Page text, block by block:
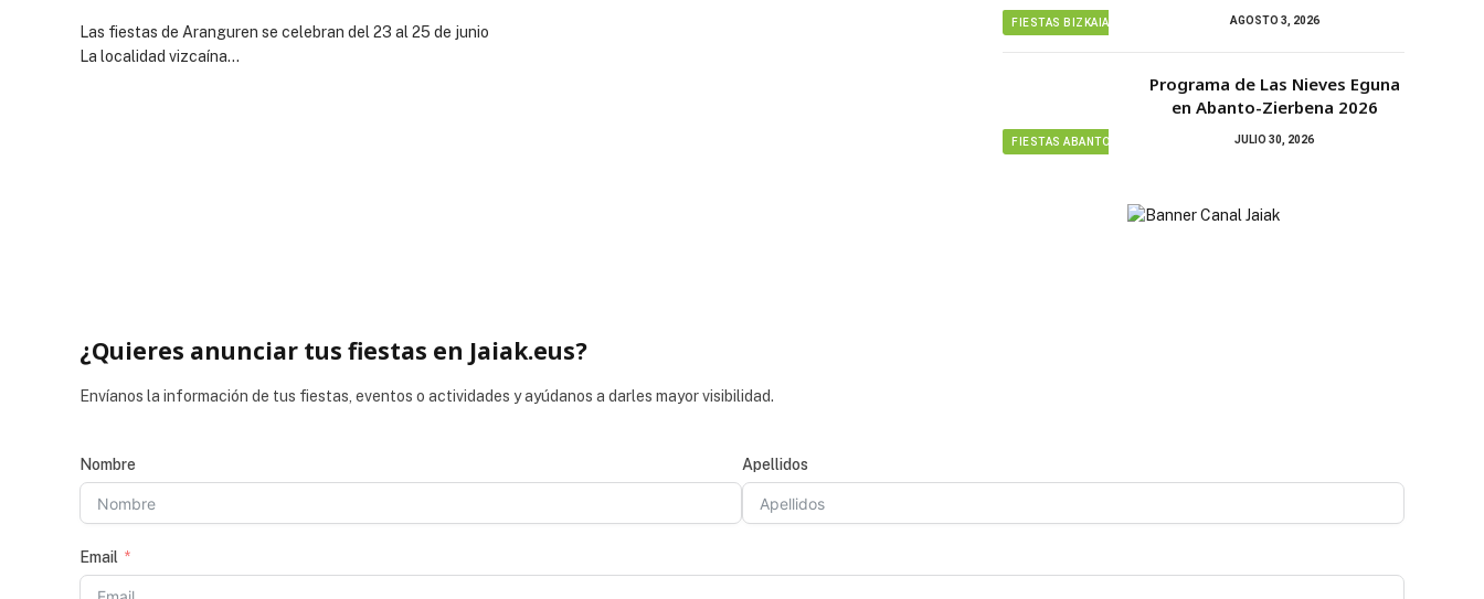
Las fiestas de Aranguren se celebran del 23 al 25 de junio
La localidad vizcaína…
FIESTAS BIZKAIA AGOSTO 3, 2026
FIESTAS ABANTO ZIERBENA
Programa de Las Nieves Eguna
en Abanto-Zierbena 2026
JULIO 30, 2026
¿Quieres anunciar tus fiestas en Jaiak.eus?
Envíanos la información de tus fiestas, eventos o actividades y ayúdanos a darles mayor visibilidad.
Nombre Apellidos
Email